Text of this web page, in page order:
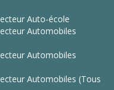
Auto-école
Automobiles
Automobiles
Automobiles (Tous